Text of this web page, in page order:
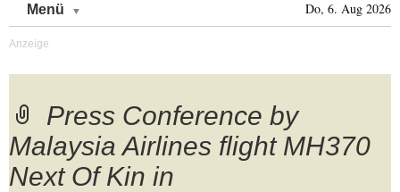
Menü Do, 6. Aug 2026
Press Conference by
Malaysia Airlines flight MH370
Next Of Kin in